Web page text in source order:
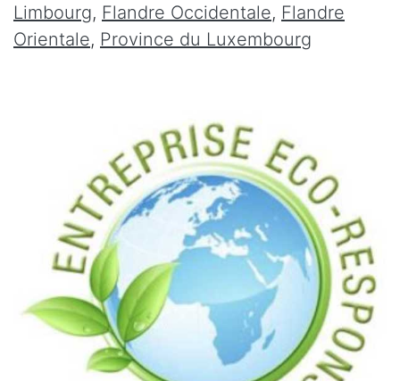
Limbourg, Flandre Occidentale, Flandre
Orientale, Province du Luxembourg